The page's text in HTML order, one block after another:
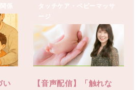
係
い
タッチケア・ベビーマッサ
ージ
【音声配信】「触れな